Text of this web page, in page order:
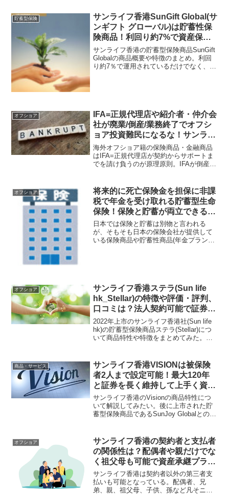
貯蓄型保険
サンライフ香港SunGift Global(サ
ンギフト グローバル)は貯蓄性保
険商品！利回り約7%で資産保全/
資産運用/資産承継可能プランで
高評価！
サンライフ香港の貯蓄型保険商品SunGift
Globalの商品概要や特徴のまとめ。利回
り約7％で運用されているだけでなく、契
オフショア
IFA=正規代理店や紹介者・仲介会
社が廃業/倒産/業務終了でオフシ
ョア投資難民になるな！サンライ
フ香港,CTF
Life(FTLife),ITA,RL360等
海外オフショア籍の保険商品・金融商品
はIFA=正規代理店が契約からサポートま
でを請け負うのが原理原則。IFAが倒産・
そうした人や会社に何かあったらオフシ
ョア投資難民になってしまうので要注
意。
オフショア
将来的に死亡保険金を担保に非課
税で年金を受け取れる貯蓄型生命
保険！保険と貯蓄が両立できる香
港CTF Life社(FTLife)のOn Your
Mind！
日本では保険と貯蓄は別物と言われる
が、そもそも日本の保険会社が提供して
いる保険商品や貯蓄性商品(年金プラン
オフショア
サンライフ香港ステラ(Sun life
hk_Stellar)の特徴や評価・評判、
口コミは？法人契約可能で証券分
割もできる貯蓄型保険商品！
2022年上市のサンライフ香港社(Sun life
hk)の貯蓄型保険商品ステラ(Stellar)につ
いて商品特性や特徴をまとめてみた。日
資産承継などにも対応したプランとなっ
ている。法人契約も可能。
商品・サービス
サンライフ香港VISIONは被保険
者2人まで設定可能！最大120年
と証券を長く維持して上手く資産
を承継していける金融商品！
サンライフ香港のVisionの商品特性につ
いて解説してみたい。後に上市された貯
蓄型保険商品であるSunJoy Globalとの商
はIFA=正規代理店と相談しながら決めれ
ば良い。
オフショア
サンライフ香港の契約者と支払者
の関係性は？配偶者や親だけでな
く祖父母も可能で資産承継プラン
として活用可能で被保険者の変更
も可能！
サンライフ香港は契約者以外の第三者支
払いも可能となっている。配偶者、兄
弟、親、祖父母、子供、孫など凡そニ親